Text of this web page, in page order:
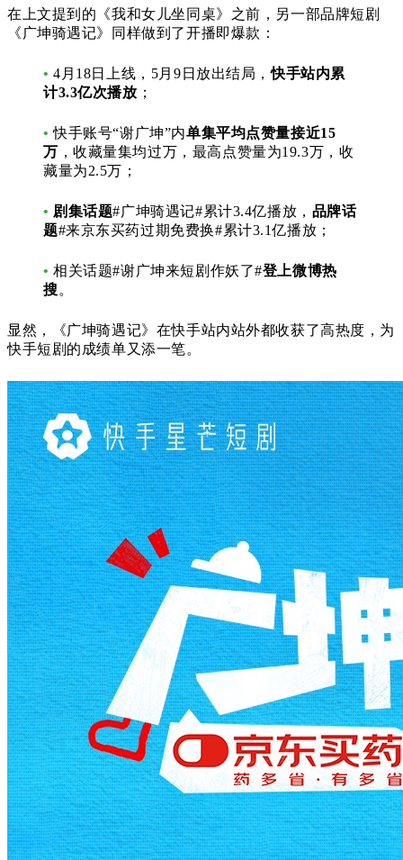
在上文提到的《我和女儿坐同桌》之前，另一部品牌短剧
《广坤骑遇记》同样做到了开播即爆款：
•4月18日上线，5月9日放出结局，快手站内累
计3.3亿次播放 ；
•快手账号“谢广坤”内单集平均点赞量接近15
万 ，收藏量集均过万，最高点赞量为19.3万，收
藏量为2.5万；
• 剧集话题#广坤骑遇记#累计3.4亿播放， 品牌话
题#来京东买药过期免费换#累计3.1亿播放；
•相关话题#谢广坤来短剧作妖了#登上微博热
搜 。
显然，
《广坤骑遇记》在快手站内站外都收获了高热度，为
快手短剧的成绩单又添一笔。